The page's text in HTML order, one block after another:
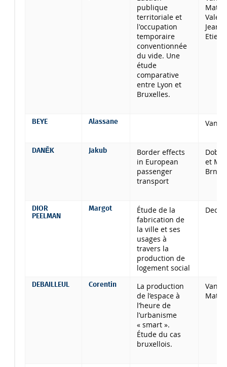
publique
territoriale et
l'occupation
temporaire
conventionnée
du vide. Une
étude
comparative
entre Lyon et
Bruxelles.
Jean
BEYE Alassane Van
DANĚK Jakub
Border effects
in European
passenger
transport
et
Brno
DIOR
PEELMAN
Margot
Étude de la
fabrication de
la ville et ses
usages à
travers la
production de
logement social
DEBAILLEUL Corentin
La production
de l’espace à
l’heure de
l’urbanisme
« smart ».
Étude du cas
bruxellois.
Van